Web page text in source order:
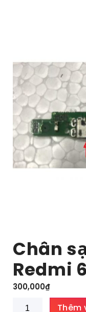
Chân
Redmi 6
300,000₫
Chân
Thêm